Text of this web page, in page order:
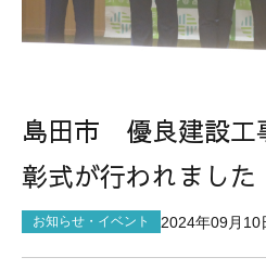
お問い合わせ
島田市 優良建設工
彰式が行われました
お知らせ・イベント 2024年09月10